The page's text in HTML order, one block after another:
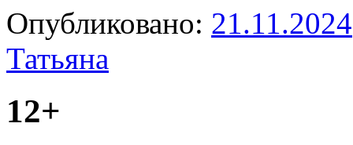
Опубликовано: 21.11.2024
Татьяна
12+